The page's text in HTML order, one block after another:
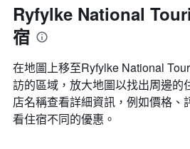
Ryfylke National
宿
在地圖上移至Ryfylke National
訪的區域，放大地圖以找出周邊的
店名稱查看詳細資訊，例如價格、
看住宿不同的優惠。